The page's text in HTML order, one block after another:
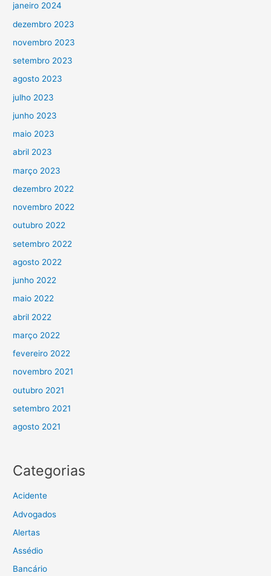
janeiro 2024
dezembro 2023
novembro 2023
setembro 2023
agosto 2023
julho 2023
junho 2023
maio 2023
abril 2023
março 2023
dezembro 2022
novembro 2022
outubro 2022
setembro 2022
agosto 2022
junho 2022
maio 2022
abril 2022
março 2022
fevereiro 2022
novembro 2021
outubro 2021
setembro 2021
agosto 2021
Categorias
Acidente
Advogados
Alertas
Assédio
Bancário